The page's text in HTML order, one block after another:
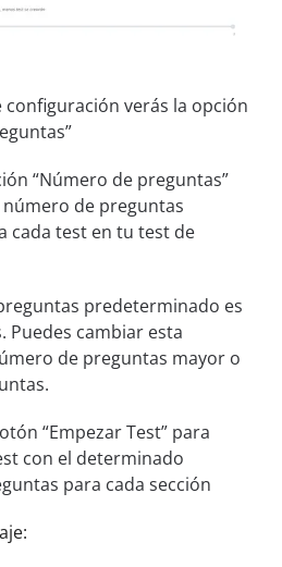
configuración verás la opción
“Número de preguntas”
de preguntas
cada test en tu test de
predeterminado es
Puedes cambiar esta
de preguntas mayor o
“Empezar Test” para
con el determinado
para cada sección